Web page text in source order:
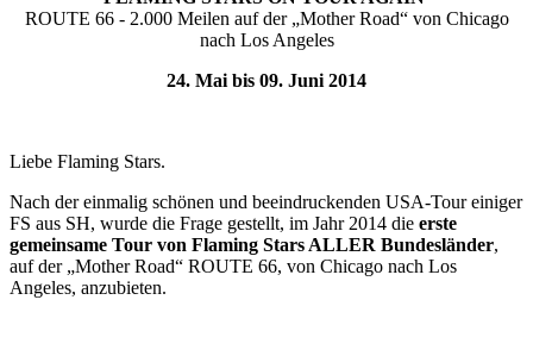
ROUTE 66 - 2.000 Meilen auf der „Mother Road“ von Chicago
nach Los Angeles
24. Mai bis 09. Juni 2014
Liebe Flaming Stars.
Nach der einmalig schönen und beeindruckenden USA-Tour einiger
FS aus SH, wurde die Frage gestellt, im Jahr 2014 die erste
gemeinsame Tour von Flaming Stars ALLER Bundesländer,
auf der „Mother Road“ ROUTE 66, von Chicago nach Los
Angeles, anzubieten.